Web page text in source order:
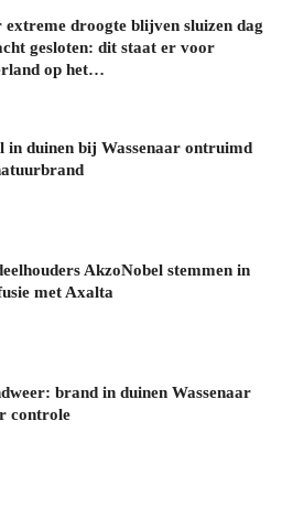
extreme droogte blijven sluizen dag
gesloten: dit staat er voor
op het…
in duinen bij Wassenaar ontruimd
AkzoNobel stemmen in
met Axalta
brand in duinen Wassenaar
controle